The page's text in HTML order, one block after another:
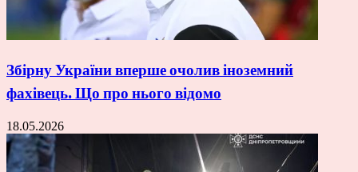
Збірну України вперше очолив іноземний
фахівець. Що про нього відомо
18.05.2026